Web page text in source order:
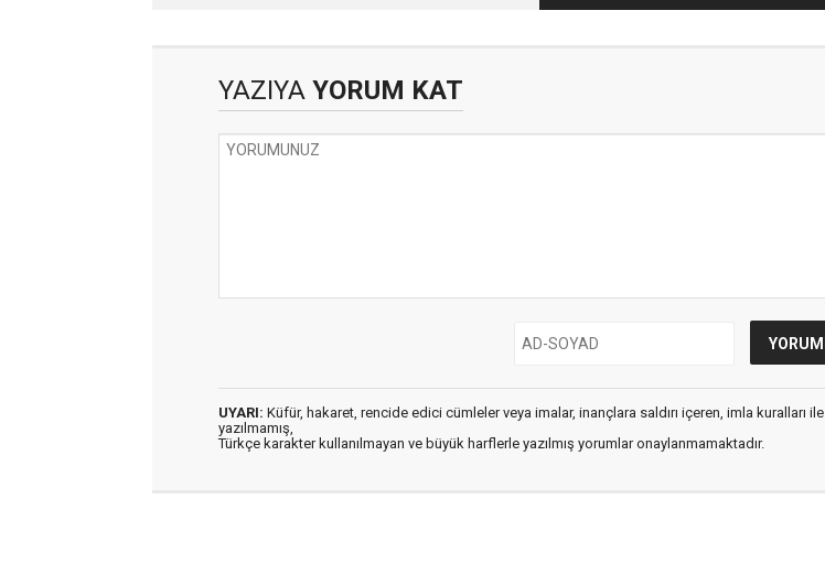
YAZIYA YORUM KAT
UYARI: Küfür, hakaret, rencide edici cümleler veya imalar, inançlara saldırı içeren, imla kuralları ile
yazılmamış,
Türkçe karakter kullanılmayan ve büyük harflerle yazılmış yorumlar onaylanmamaktadır.